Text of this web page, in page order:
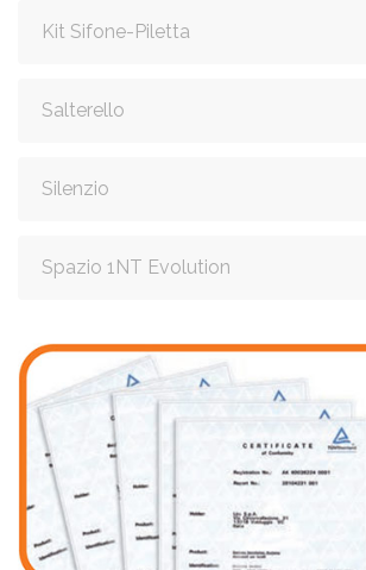
Kit Sifone-Piletta
Salterello
Silenzio
Spazio 1NT Evolution